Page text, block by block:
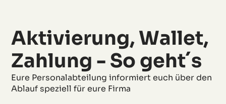
Aktivierung, Wallet,
Zahlung - So geht´s
Eure Personalabteilung informiert euch über den
Ablauf speziell für eure Firma